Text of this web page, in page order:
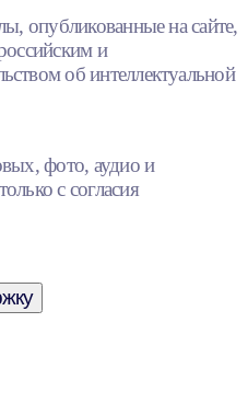
опубликованные на сайте,
и
об интеллектуальной
фото, аудио и
с согласия